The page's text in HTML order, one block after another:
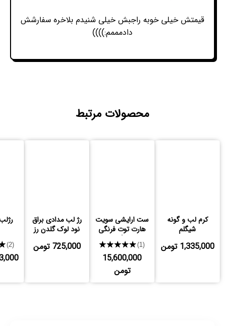
قیمتش خیلی خوبه راجبش خیلی شنیدم بلاخره سفارشش
دادمممم:))))
محصولات مرتبط
کرم لب و گونه
شیگلم
1,335,000 تومن
ست ارایشی سویت
هارت توت فرنگی
شیگلم
★★★★★(1)
15,600,000
تومن
رژ لب مدادی براق
نود لوک گلدن رز
725,000 تومن (2)